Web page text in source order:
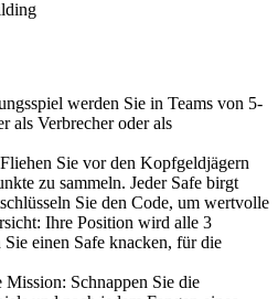
werden Sie in Teams von 5-
als Verbrecher oder als
Sie vor den Kopfgeldjägern
zu sammeln. Jeder Safe birgt
Sie den Code, um wertvolle
Ihre Position wird alle 3
einen Safe knacken, für die
Schnappen Sie die